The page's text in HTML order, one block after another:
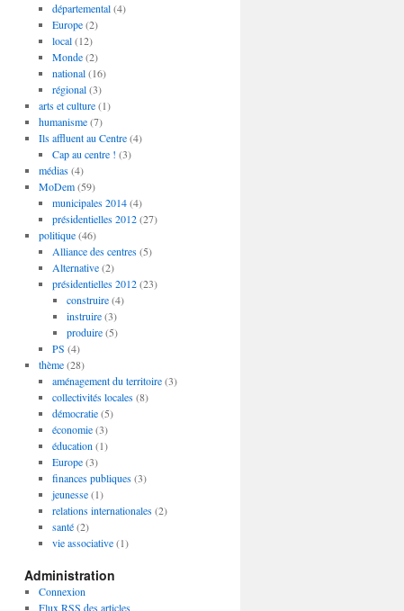
départemental(4)
Europe(2)
local(12)
Monde(2)
national(16)
régional(3)
arts et culture(1)
humanisme(7)
Ils affluent au Centre(4)
Cap au centre ! (3)
médias(4)
MoDem(59)
municipales 2014(4)
présidentielles 2012(27)
politique(46)
Alliance des centres(5)
Alternative(2)
présidentielles 2012(23)
construire(4)
instruire(3)
produire(5)
PS (4)
thème(28)
aménagement du territoire(3)
collectivités locales(8)
démocratie(5)
économie(3)
éducation (1)
Europe(3)
finances publiques(3)
jeunesse(1)
relations internationales(2)
santé(2)
vie associative(1)
Administration
Connexion
Flux RSS des articles